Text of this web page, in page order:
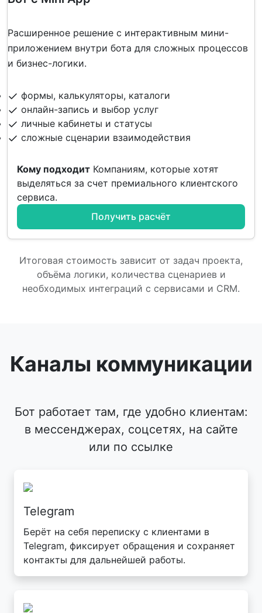
Расширенное решение с интерактивным мини-
приложением внутри бота для сложных процессов
и бизнес-логики.
формы, калькуляторы, каталоги
онлайн-запись и выбор услуг
личные кабинеты и статусы
сложные сценарии взаимодействия
Кому подходит Компаниям, которые хотят
выделяться за счет премиального клиентского
сервиса.
Получить расчёт
Итоговая стоимость зависит от задач проекта,
объёма логики, количества сценариев и
необходимых интеграций с сервисами и CRM.
Каналы коммуникации
Бот работает там, где удобно клиентам:
в мессенджерах, соцсетях, на сайте
или по ссылке
Telegram
Берёт на себя переписку с клиентами в
Telegram, фиксирует обращения и сохраняет
контакты для дальнейшей работы.